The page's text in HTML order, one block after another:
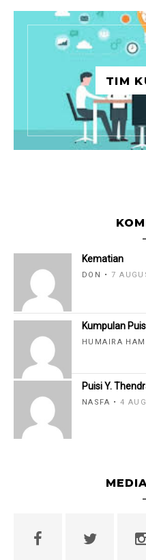
TIM
Kematian
DON 7
Kumpulan
HUMAIRA
Puisi Y.
NASFA 4